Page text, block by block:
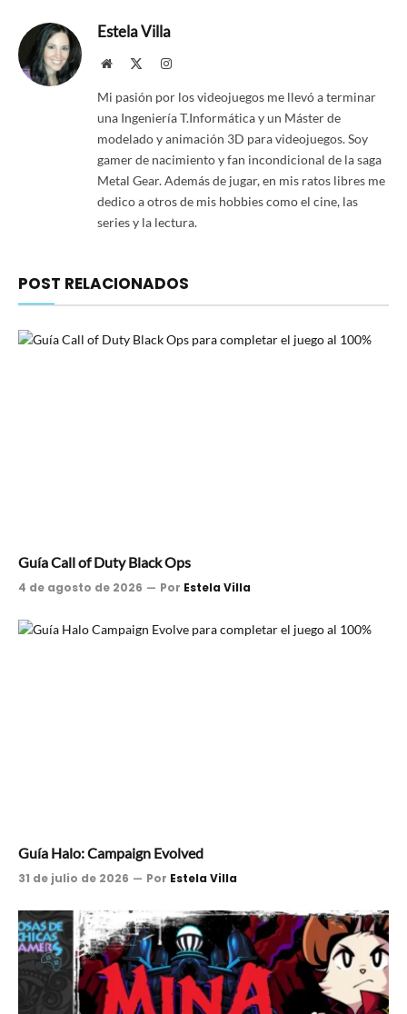
Estela Villa
Website Instagram
Mi pasión por los videojuegos me llevó a terminar
una Ingeniería T.Informática y un Máster de
modelado y animación 3D para videojuegos. Soy
gamer de nacimiento y fan incondicional de la saga
Metal Gear. Además de jugar, en mis ratos libres me
dedico a otros de mis hobbies como el cine, las
series y la lectura.
POST RELACIONADOS
Guía Call of Duty Black Ops
4 de agosto de 2026 Por Estela Villa
Guía Halo: Campaign Evolved
31 de julio de 2026 Por Estela Villa